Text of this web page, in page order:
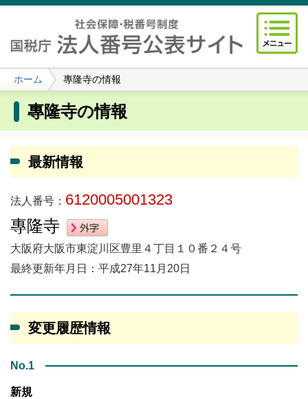
ホーム 專隆寺の情報
專隆寺の情報
最新情報
法人番号： 6120005001323
專隆寺
大阪府大阪市東淀川区豊里４丁目１０番２４号
最終更新年月日：平成27年11月20日
変更履歴情報
No.1
新規